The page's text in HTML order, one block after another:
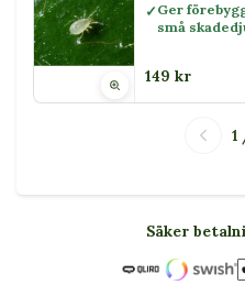
Ger
små
149 kr
1
Säker